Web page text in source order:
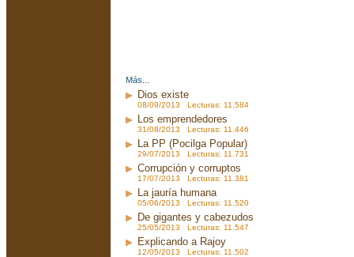
Más...
Dios existe
08/09/2013 Lecturas: 11.584
Los emprendedores
31/08/2013 Lecturas: 11.446
La PP (Pocilga Popular)
29/07/2013 Lecturas: 11.731
Corrupción y corruptos
17/07/2013 Lecturas: 11.381
La jauría humana
05/06/2013 Lecturas: 11.520
De gigantes y cabezudos
25/05/2013 Lecturas: 11.547
Explicando a Rajoy
12/05/2013 Lecturas: 11.502